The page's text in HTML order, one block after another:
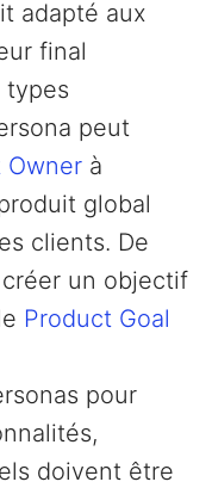
adapté aux
final
types
peut
Owner à
global
clients. De
un objectif
Product Goal
pour
doivent être